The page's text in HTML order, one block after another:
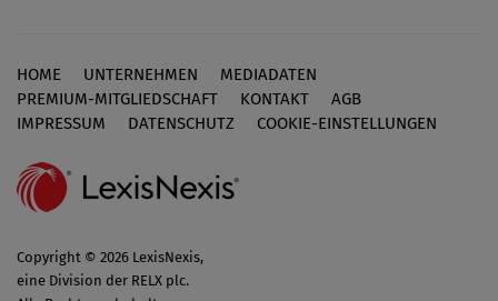
Footer
HOME UNTERNEHMEN
MEDIADATEN
PREMIUM-MITGLIEDSCHAFT
KONTAKT
AGB
IMPRESSUM
DATENSCHUTZ COOKIE-EINSTELLUNGEN
Copyright © 2026 LexisNexis,
eine Division der RELX plc.